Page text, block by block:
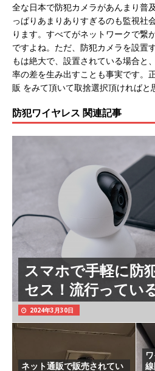
全な日本で防犯カメラがあんまり普
っぱりあまりありすぎるのも監視社
ります。すべてがネットワークで繋
ですよね。ただ、防犯カメラを設置
もは絶大で、設置されている場合と
率の差を生み出すことも事実です。
販 をみて頂いて取捨選択頂ければと
防犯ワイヤレス 関連記事
スマホで手軽に防
セス！流行ってい
2024年3月30日
ネット通販で販売されてい